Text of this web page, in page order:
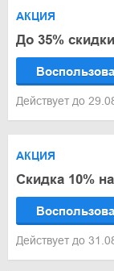
АКЦИЯ
До 35%
Действует до
АКЦИЯ
Скидка 10%
Действует до